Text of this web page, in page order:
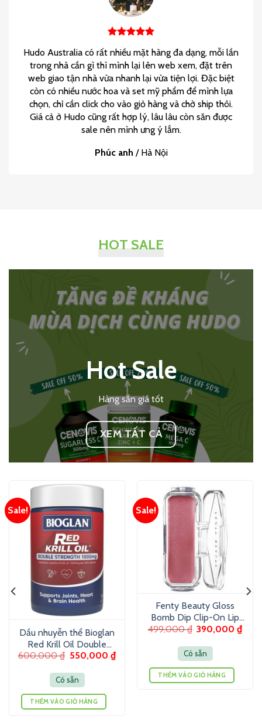
Hudo Australia có rất nhiều mặt hàng đa dạng, mỗi lần
trong nhà cần gì thì mình lại lên web xem, đặt trên
web giao tận nhà vừa nhanh lại vừa tiện lợi. Đặc biệt
còn có nhiều nước hoa và set mỹ phẩm để mình lựa
chọn, chỉ cần click cho vào giỏ hàng và chờ ship thôi.
Giá cả ở Hudo cũng rất hợp lý, lâu lâu còn săn được
sale nên mình ưng ý lắm.
Phúc anh / Hà Nội
HOT SALE
Hot Sale
Hàng sẵn giá tốt
XEM TẤT CẢ
Sale!
Dầu nhuyễn thể Bioglan
Red Krill Oil Double
Strength 1000mg 60
600,000₫ 550,000 ₫
Có sẵn
THÊM VÀO GIỎ HÀNG
Sale!
Fenty Beauty Gloss
Bomb Dip Clip-On Lip
Luminizer 6g – Son
499,000₫ 390,000₫
Có sẵn
THÊM VÀO GIỎ HÀNG